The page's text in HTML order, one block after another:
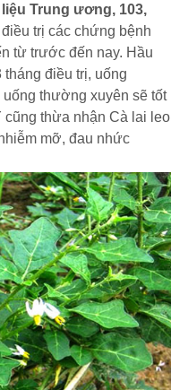
Trung ương, 103,
trị các chứng bệnh
từ trước đến nay. Hầu
điều trị, uống
uống thường xuyên sẽ tốt
thừa nhận Cà lai leo
mỡ, đau nhức